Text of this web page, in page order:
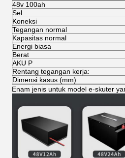
48v 100ah
Sel
Koneksi
Tegangan normal
Kapasitas normal
Energi biasa
Berat
AKU P
Rentang tegangan kerja:
Dimensi kasus (mm)
Enam jenis untuk model e-skuter